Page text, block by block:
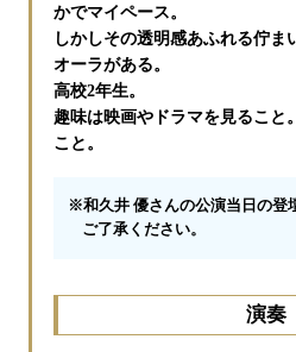
かでマイペース。
しかしその透明感あふれる佇ま
オーラがある。
高校2年生。
趣味は映画やドラマを見ること
こと。
※和久井 優さんの公演当日の登
ご了承ください。
演奏